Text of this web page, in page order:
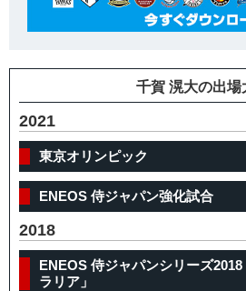
千賀 滉大の出場
2021
東京オリンピック
ENEOS 侍ジャパン強化試合
2018
ENEOS 侍ジャパンシリーズ
ラリア」